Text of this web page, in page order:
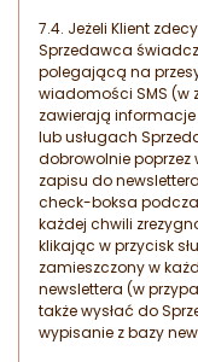
7.4. Jeżeli Klient
Sprzedawca
polegającą na
wiadomości SMS (w
zawierają
lub usługach
dobrowolnie poprzez
zapisu do
check-boksa
każdej chwili
klikając w przycisk
zamieszczony w
newslettera (w
także wysłać do
wypisanie z bazy